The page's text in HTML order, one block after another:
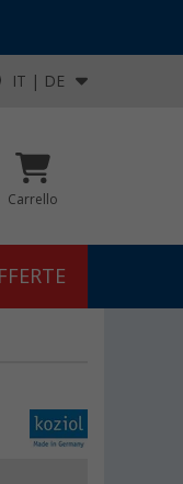
IT | DE
Carrello